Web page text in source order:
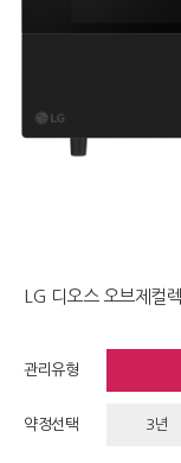
LG 디오스 오브제컬
관리유형
약정선택 3년